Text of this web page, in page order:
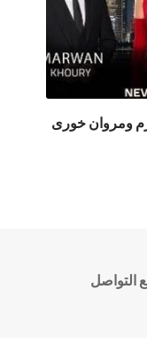
ومروان خورى
التواصل